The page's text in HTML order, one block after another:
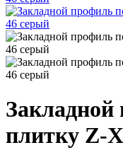
Закладной
плитку Z-